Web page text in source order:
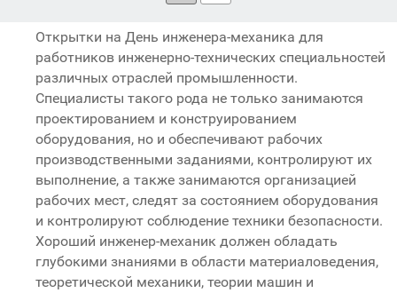
Открытки на День инженера-механика для
работников инженерно-технических специальностей
различных отраслей промышленности.
Специалисты такого рода не только занимаются
проектированием и конструированием
оборудования, но и обеспечивают рабочих
производственными заданиями, контролируют их
выполнение, а также занимаются организацией
рабочих мест, следят за состоянием оборудования
и контролируют соблюдение техники безопасности.
Хороший инженер-механик должен обладать
глубокими знаниями в области материаловедения,
теоретической механики, теории машин и